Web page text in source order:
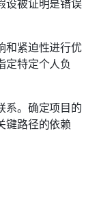
和紧迫性进行优
定特定个人负
系。确定项目的
键路径的依赖